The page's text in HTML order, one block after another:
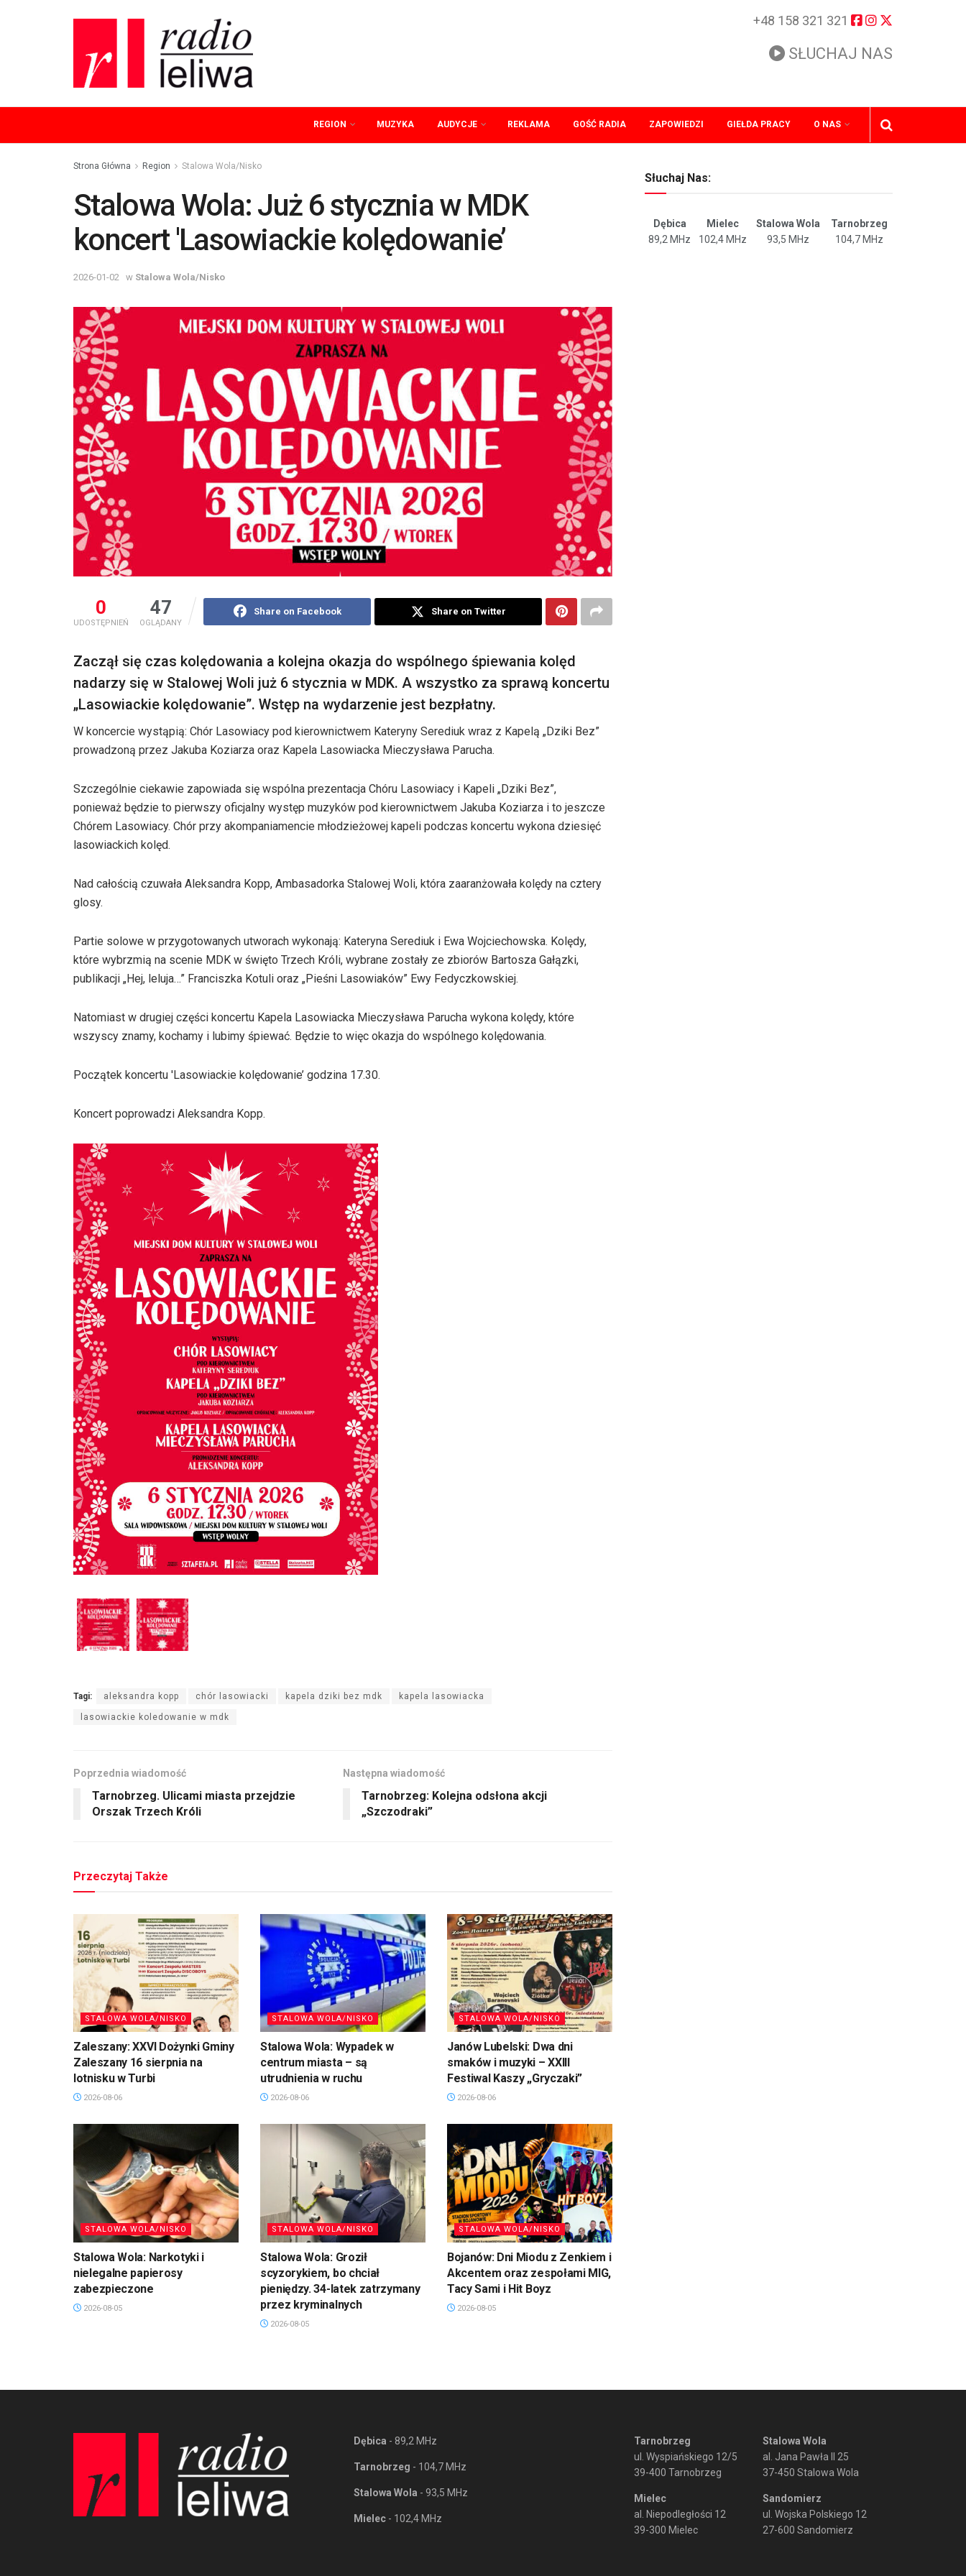
+48 158 321 321
SŁUCHAJ NAS
REGION MUZYKA AUDYCJE REKLAMA GOŚĆ RADIA ZAPOWIEDZI GIEŁDA PRACY O NAS
Strona Główna Region Stalowa Wola/Nisko
Stalowa Wola: Już 6 stycznia w MDK
koncert 'Lasowiackie kolędowanie’
2026-01-02 w Stalowa Wola/Nisko
0
UDOSTĘPNIEŃ
47
OGLĄDANY
Share on Facebook Share on Twitter
Zaczął się czas kolędowania a kolejna okazja do wspólnego śpiewania kolęd
nadarzy się w Stalowej Woli już 6 stycznia w MDK. A wszystko za sprawą koncertu
„Lasowiackie kolędowanie”. Wstęp na wydarzenie jest bezpłatny.
W koncercie wystąpią: Chór Lasowiacy pod kierownictwem Kateryny Serediuk wraz z Kapelą „Dziki Bez”
prowadzoną przez Jakuba Koziarza oraz Kapela Lasowiacka Mieczysława Parucha.
Szczególnie ciekawie zapowiada się wspólna prezentacja Chóru Lasowiacy i Kapeli „Dziki Bez”,
ponieważ będzie to pierwszy oficjalny występ muzyków pod kierownictwem Jakuba Koziarza i to jeszcze
Chórem Lasowiacy. Chór przy akompaniamencie młodzieżowej kapeli podczas koncertu wykona dziesięć
lasowiackich kolęd.
Nad całością czuwała Aleksandra Kopp, Ambasadorka Stalowej Woli, która zaaranżowała kolędy na cztery
glosy.
Partie solowe w przygotowanych utworach wykonają: Kateryna Serediuk i Ewa Wojciechowska. Kolędy,
które wybrzmią na scenie MDK w święto Trzech Króli, wybrane zostały ze zbiorów Bartosza Gałązki,
publikacji „Hej, leluja…” Franciszka Kotuli oraz „Pieśni Lasowiaków” Ewy Fedyczkowskiej.
Natomiast w drugiej części koncertu Kapela Lasowiacka Mieczysława Parucha wykona kolędy, które
wszyscy znamy, kochamy i lubimy śpiewać. Będzie to więc okazja do wspólnego kolędowania.
Początek koncertu 'Lasowiackie kolędowanie’ godzina 17.30.
Koncert poprowadzi Aleksandra Kopp.
Tagi: aleksandra kopp chór lasowiacki kapela dziki bez mdk kapela lasowiacka
lasowiackie koledowanie w mdk
Poprzednia wiadomość
Tarnobrzeg. Ulicami miasta przejdzie
Orszak Trzech Króli
Następna wiadomość
Tarnobrzeg: Kolejna odsłona akcji
„Szczodraki”
Przeczytaj Także
STALOWA WOLA/NISKO
Zaleszany: XXVI Dożynki Gminy
Zaleszany 16 sierpnia na
lotnisku w Turbi
2026-08-06
STALOWA WOLA/NISKO
Stalowa Wola: Wypadek w
centrum miasta – są
utrudnienia w ruchu
2026-08-06
STALOWA WOLA/NISKO
Janów Lubelski: Dwa dni
smaków i muzyki – XXIII
Festiwal Kaszy „Gryczaki”
2026-08-06
STALOWA WOLA/NISKO
Stalowa Wola: Narkotyki i
nielegalne papierosy
zabezpieczone
2026-08-05
STALOWA WOLA/NISKO
Stalowa Wola: Groził
scyzorykiem, bo chciał
pieniędzy. 34-latek zatrzymany
przez kryminalnych
2026-08-05
STALOWA WOLA/NISKO
Bojanów: Dni Miodu z Zenkiem i
Akcentem oraz zespołami MIG,
Tacy Sami i Hit Boyz
2026-08-05
Słuchaj Nas:
Dębica Mielec Stalowa Wola
Tarnobrzeg
89,2 MHz
102,4 MHz 93,5 MHz 104,7 MHz
Dębica - 89,2 MHz
Tarnobrzeg - 104,7 MHz
Stalowa Wola - 93,5 MHz
Mielec - 102,4 MHz
Tarnobrzeg
ul. Wyspiańskiego 12/5
39-400 Tarnobrzeg
Mielec
al. Niepodległości 12
39-300 Mielec
Stalowa Wola
al. Jana Pawła II 25
37-450 Stalowa Wola
Sandomierz
ul. Wojska Polskiego 12
27-600 Sandomierz